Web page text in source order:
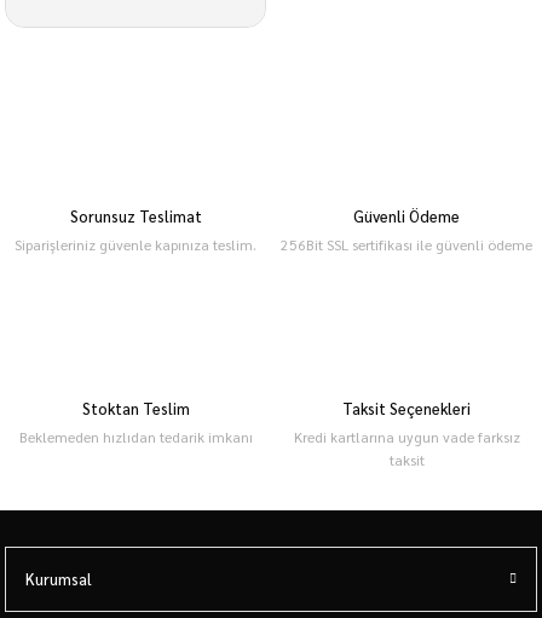
Sorunsuz Teslimat
Siparişleriniz güvenle kapınıza teslim.
Güvenli Ödeme
256Bit SSL sertifikası ile güvenli ödeme
Stoktan Teslim
Beklemeden hızlıdan tedarik imkanı
Taksit Seçenekleri
Kredi kartlarına uygun vade farksız
taksit
Kurumsal